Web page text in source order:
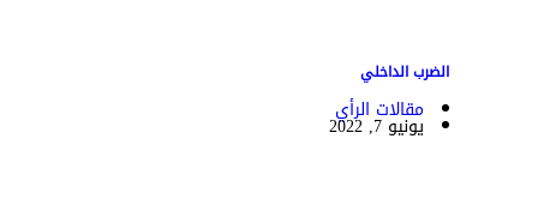
الضرب الداخلي
مقالات الرأي
يونيو 7, 2022